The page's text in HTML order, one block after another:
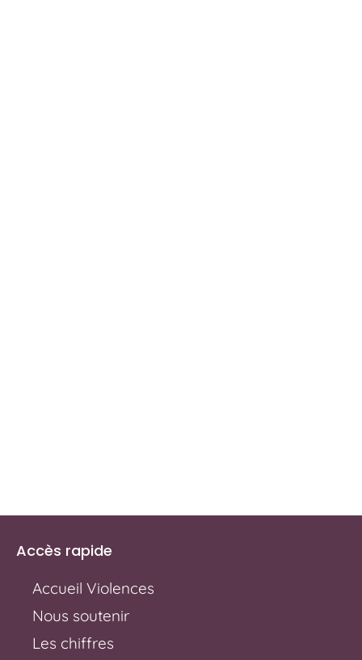
Accès rapide
Accueil Violences
Nous soutenir
Les chiffres